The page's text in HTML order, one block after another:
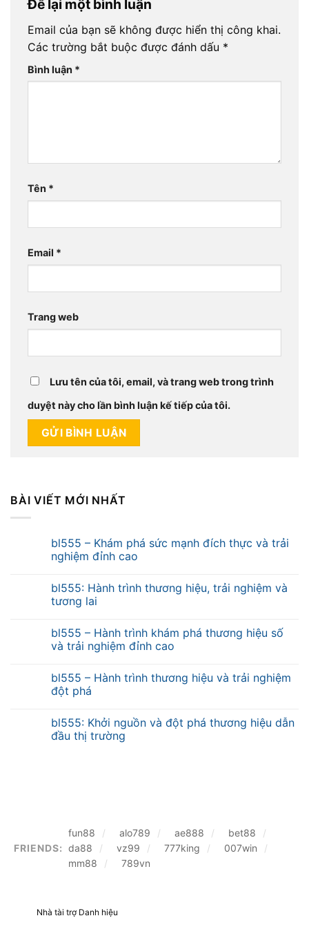
Để lại một bình luận
Email của bạn sẽ không được hiển thị công khai.
Các trường bắt buộc được đánh dấu *
Bình luận *
Tên *
Email *
Trang web
Lưu tên của tôi, email, và trang web trong trình
duyệt này cho lần bình luận kế tiếp của tôi.
BÀI VIẾT MỚI NHẤT
bl555 – Khám phá sức mạnh đích thực và trải
nghiệm đỉnh cao
bl555: Hành trình thương hiệu, trải nghiệm và
tương lai
bl555 – Hành trình khám phá thương hiệu số
và trải nghiệm đỉnh cao
bl555 – Hành trình thương hiệu và trải nghiệm
đột phá
bl555: Khởi nguồn và đột phá thương hiệu dẫn
đầu thị trường
FRIENDS:
fun88 alo789 ae888
bet88
da88
vz99 777king
007win
mm88
789vn
Nhà tài trợ Danh hiệu